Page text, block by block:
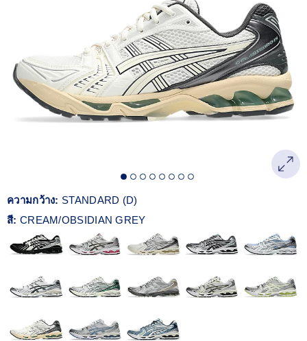
ความกว้าง: STANDARD (D)
สี: CREAM/OBSIDIAN GREY